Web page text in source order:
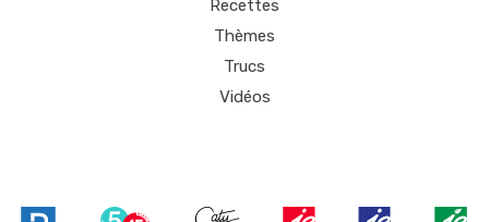
Recettes
Thèmes
Trucs
Vidéos